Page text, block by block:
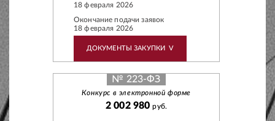
18 февраля 2026
Окончание подачи заявок
18 февраля 2026
ДОКУМЕНТЫ ЗАКУПКИ V
№ 223-ФЗ
Конкурс в электронной форме
2 002 980руб.